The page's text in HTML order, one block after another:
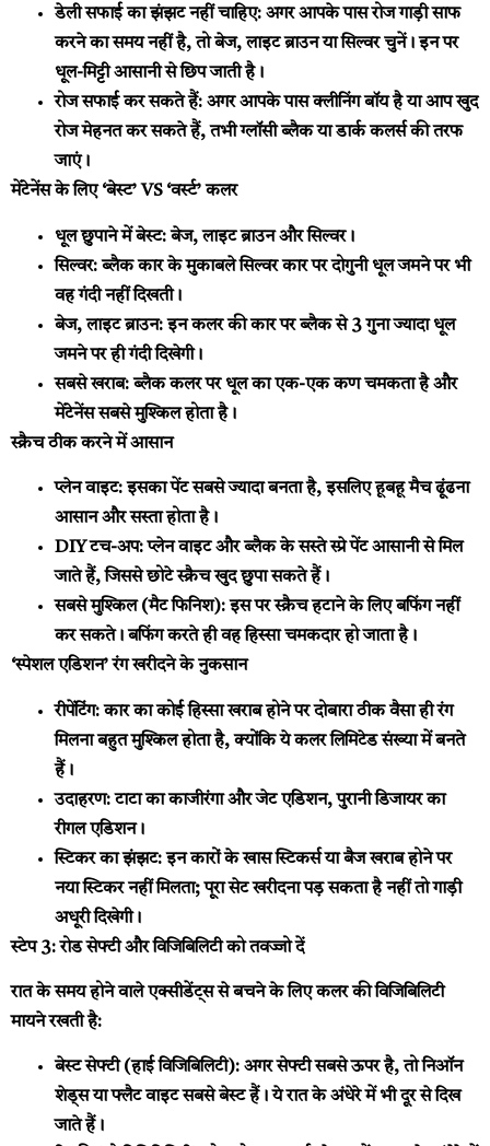
डेली सफाई का झंझट नहीं चाहिए: अगर आपके पास रोज गाड़ी साफ
करने का समय नहीं है, तो बेज, लाइट ब्राउन या सिल्वर चुनें। इन पर
धूल-मिट्टी आसानी से छिप जाती है।
रोज सफाई कर सकते हैं: अगर आपके पास क्लीनिंग बॉय है या आप खुद
रोज मेहनत कर सकते हैं, तभी ग्लॉसी ब्लैक या डार्क कलर्स की तरफ
जाएं।
मेंटेनेंस के लिए ‘बेस्ट’ VS ‘वर्स्ट’ कलर
धूल छुपाने में बेस्ट: बेज, लाइट ब्राउन और सिल्वर।
सिल्वर: ब्लैक कार के मुकाबले सिल्वर कार पर दोगुनी धूल जमने पर भी
वह गंदी नहीं दिखती।
बेज, लाइट ब्राउन:इन कलर की कार पर ब्लैक से 3 गुना ज्यादा धूल
जमने पर ही गंदी दिखेगी।
सबसे खराब: ब्लैक कलर पर धूल का एक-एक कण चमकता है और
मेंटेनेंस सबसे मुश्किल होता है।
स्क्रैच ठीक करने में आसान
प्लेन वाइट:इसका पेंट सबसे ज्यादा बनता है, इसलिए हूबहू मैच ढूंढना
आसान और सस्ता होता है।
DIY टच-अप:प्लेन वाइट और ब्लैक के सस्ते स्प्रे पेंट आसानी से मिल
जाते हैं, जिससे छोटे स्क्रैच खुद छुपा सकते हैं।
सबसे मुश्किल (मैट फिनिश):इस पर स्क्रैच हटाने के लिए बफिंग नहीं
कर सकते। बफिंग करते ही वह हिस्सा चमकदार हो जाता है।
‘स्पेशल एडिशन’ रंग खरीदने के नुकसान
रीपेंटिंग:कार का कोई हिस्सा खराब होने पर दोबारा ठीक वैसा ही रंग
मिलना बहुत मुश्किल होता है, क्योंकि ये कलर लिमिटेड संख्या में बनते
हैं।
उदाहरण:टाटा का काजीरंगा और जेट एडिशन, पुरानी डिजायर का
रीगल एडिशन।
स्टिकर का झंझट:इन कारों के खास स्टिकर्स या बैज खराब होने पर
नया स्टिकर नहीं मिलता; पूरा सेट खरीदना पड़ सकता है नहीं तो गाड़ी
अधूरी दिखेगी।
स्टेप 3: रोड सेफ्टी और विजिबिलिटी को तवज्जो दें
रात के समय होने वाले एक्सीडेंट्स से बचने के लिए कलर की विजिबिलिटी
मायने रखती है:
बेस्ट सेफ्टी (हाई विजिबिलिटी): अगर सेफ्टी सबसे ऊपर है, तो निऑन
शेड्स या फ्लैट वाइट सबसे बेस्ट हैं। ये रात के अंधेरे में भी दूर से दिख
जाते हैं।